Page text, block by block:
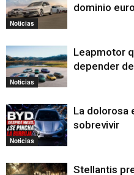
Noticias
dominio
Noticias
Leapmotor
depender
Noticias
La dolorosa
sobrevivir
Stellantis